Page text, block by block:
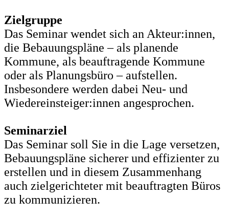
Zielgruppe
Das Seminar wendet sich an Akteur:innen,
die Bebauungspläne – als planende
Kommune, als beauftragende Kommune
oder als Planungsbüro – aufstellen.
Insbesondere werden dabei Neu- und
Wiedereinsteiger:innen angesprochen.
Seminarziel
Das Seminar soll Sie in die Lage versetzen,
Bebauungspläne sicherer und effizienter zu
erstellen und in diesem Zusammenhang
auch zielgerichteter mit beauftragten Büros
zu kommunizieren.